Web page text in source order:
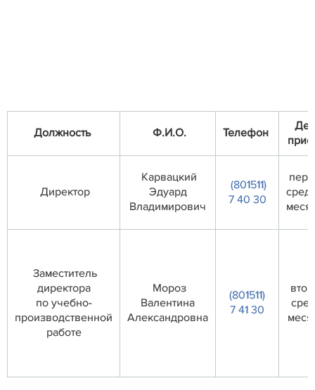
Должность Ф.И.О. Телефон
Директор
Карвацкий
Эдуард
Владимирович
(801511)
7 40 30
Заместитель
директора
по учебно-
производственной
работе
Мороз
Валентина
Александровна
(801511)
7 41 30